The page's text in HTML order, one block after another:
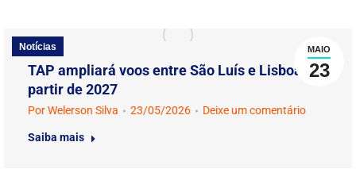
MAIO
23
Notícias
TAP ampliará voos entre São Luís e Lisboa a
partir de 2027
PorWelerson Silva 23/05/2026 Deixe um comentário
Saiba mais